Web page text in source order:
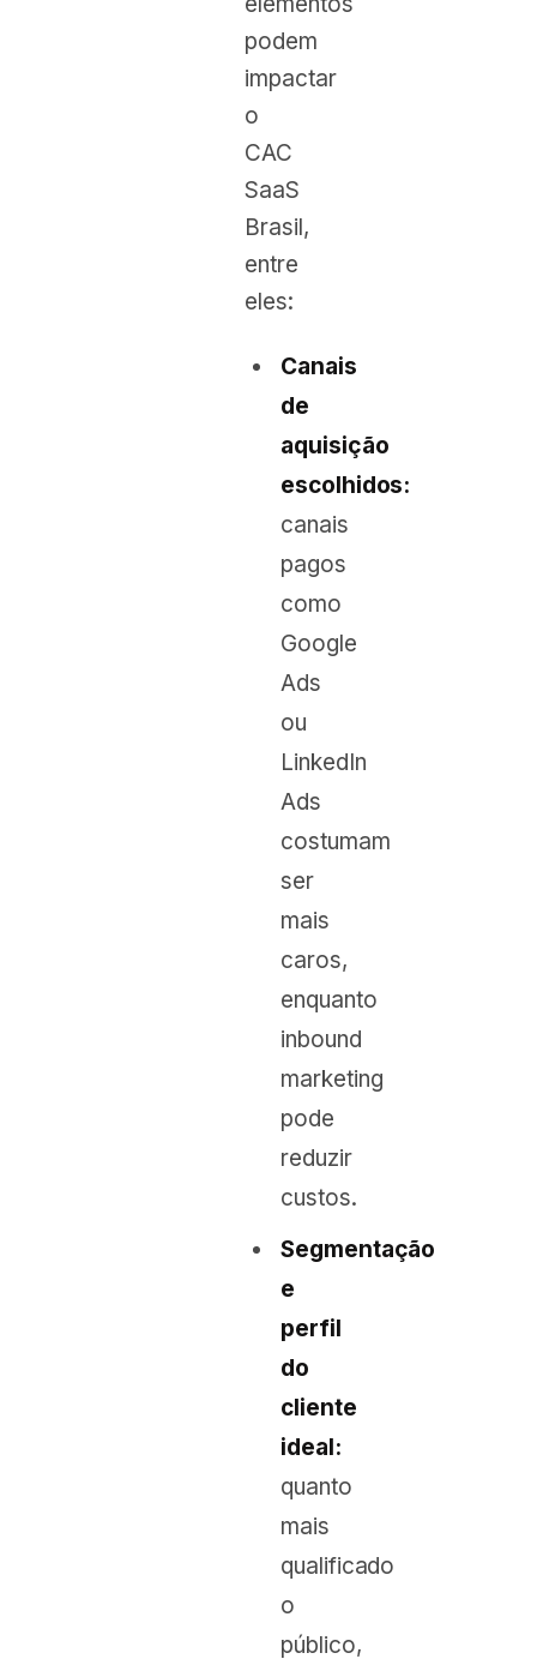
podem
impactar
o
CAC
SaaS
Brasil,
entre
eles:
Canais
de
aquisição
escolhidos:
canais
pagos
como
Google
Ads
ou
LinkedIn
Ads
costumam
ser
mais
caros,
enquanto
inbound
marketing
pode
reduzir
custos.
Segmentação
e
perfil
do
cliente
ideal:
quanto
mais
qualificado
o
público,